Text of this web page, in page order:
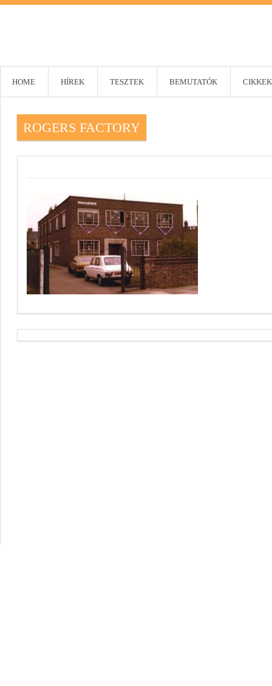
HOME HÍREK TESZTEK BEMUTATÓK CIKKEK
ROGERS FACTORY